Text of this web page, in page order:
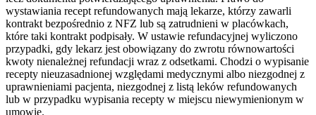
wystawiania recept refundowanych mają lekarze, którzy zawarli
kontrakt bezpośrednio z NFZ lub są zatrudnieni w placówkach,
które taki kontrakt podpisały. W ustawie refundacyjnej wyliczono
przypadki, gdy lekarz jest obowiązany do zwrotu równowartości
kwoty nienależnej refundacji wraz z odsetkami. Chodzi o wypisanie
recepty nieuzasadnionej względami medycznymi albo niezgodnej z
uprawnieniami pacjenta, niezgodnej z listą leków refundowanych
lub w przypadku wypisania recepty w miejscu niewymienionym w
umowie.